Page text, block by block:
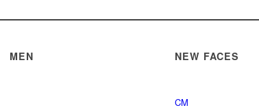
MEN NEW FACES
CM